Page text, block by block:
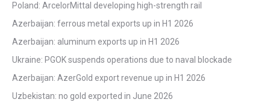
Poland: ArcelorMittal developing high-strength rail
Azerbaijan: ferrous metal exports up in H1 2026
Azerbaijan: aluminum exports up in H1 2026
Ukraine: PGOK suspends operations due to naval blockade
Azerbaijan: AzerGold export revenue up in H1 2026
Uzbekistan: no gold exported in June 2026